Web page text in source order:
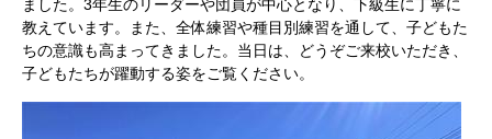
ました。3年生のリーダーや団員が中心となり、下級生に丁寧に
教えています。また、全体練習や種目別練習を通して、子どもた
ちの意識も高まってきました。当日は、どうぞご来校いただき、
子どもたちが躍動する姿をご覧ください。